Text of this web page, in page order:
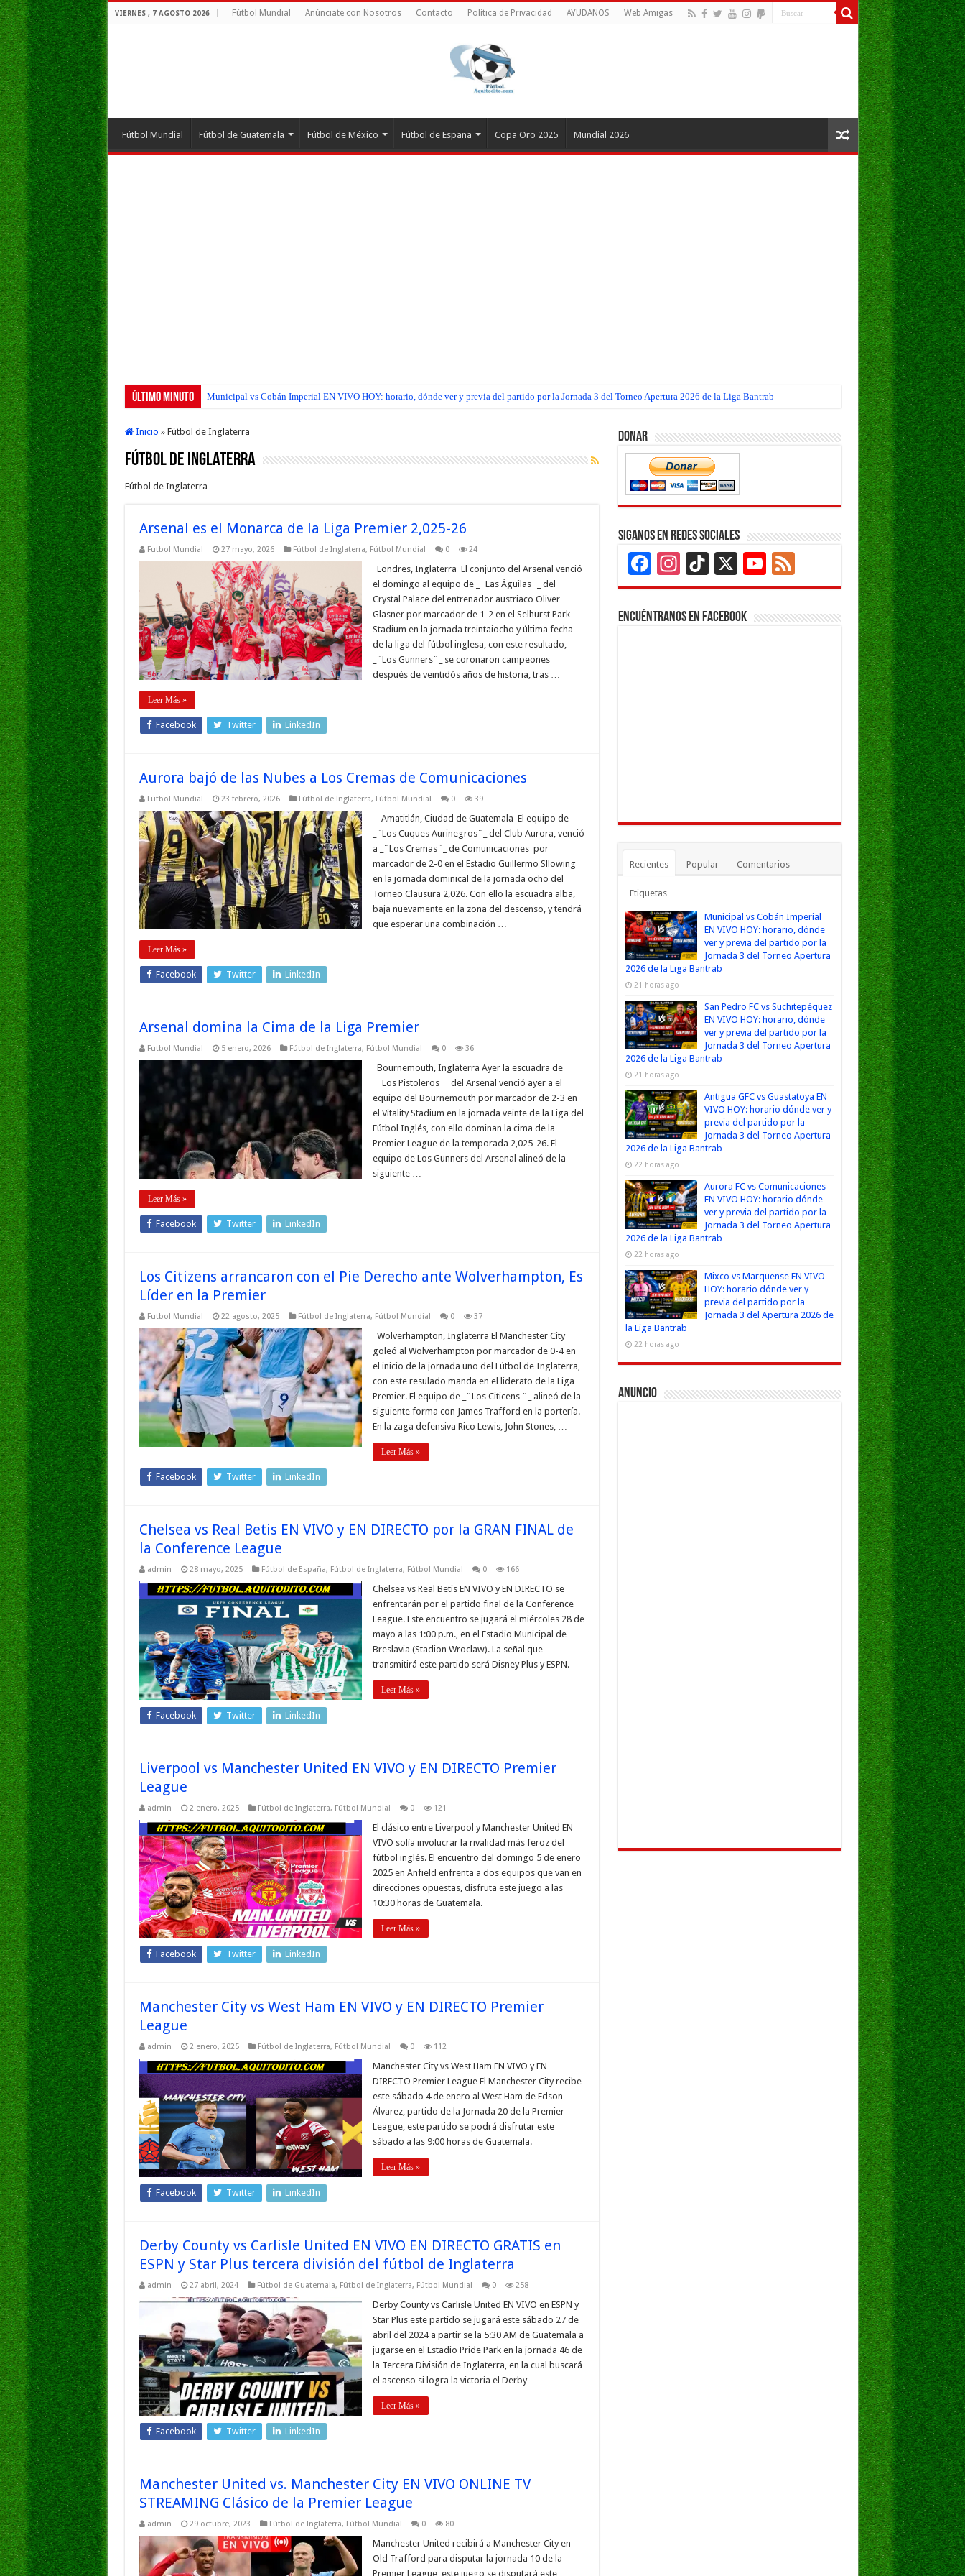
VIERNES , 7 AGOSTO 2026 Fútbol Mundial Anúnciate con Nosotros Contacto Política de Privacidad AYUDANOS Web Amigas
Fútbol Mundial Fútbol de Guatemala Fútbol de México Fútbol de España Copa Oro 2025 Mundial 2026
Último Minuto Municipal vs Cobán Imperial EN VIVO HOY: horario, dónde ver y previa del partido por la Jornada 3 del Torneo Apertura 2026 de la Liga Bantrab
Inicio » Fútbol de Inglaterra
Fútbol de Inglaterra
Fútbol de Inglaterra
Arsenal es el Monarca de la Liga Premier 2,025-26
Futbol Mundial 27 mayo, 2026 Fútbol de Inglaterra, Fútbol Mundial 0 24
Londres, Inglaterra El conjunto del Arsenal venció
el domingo al equipo de _¨Las Águilas¨_ del
Crystal Palace del entrenador austriaco Oliver
Glasner por marcador de 1-2 en el Selhurst Park
Stadium en la jornada treintaiocho y última fecha
de la liga del fútbol inglesa, con este resultado,
_¨Los Gunners¨_ se coronaron campeones
después de veintidós años de historia, tras …
Leer Más »
Facebook Twitter LinkedIn
Aurora bajó de las Nubes a Los Cremas de Comunicaciones
Futbol Mundial 23 febrero, 2026 Fútbol de Inglaterra, Fútbol Mundial 0 39
Amatitlán, Ciudad de Guatemala El equipo de
_¨Los Cuques Aurinegros¨_ del Club Aurora, venció
a _¨Los Cremas¨_ de Comunicaciones por
marcador de 2-0 en el Estadio Guillermo Sllowing
en la jornada dominical de la jornada ocho del
Torneo Clausura 2,026. Con ello la escuadra alba,
baja nuevamente en la zona del descenso, y tendrá
que esperar una combinación …
Leer Más »
Facebook Twitter LinkedIn
Arsenal domina la Cima de la Liga Premier
Futbol Mundial 5 enero, 2026 Fútbol de Inglaterra, Fútbol Mundial 0 36
Bournemouth, Inglaterra Ayer la escuadra de
_¨Los Pistoleros¨_ del Arsenal venció ayer a el
equipo del Bournemouth por marcador de 2-3 en
el Vitality Stadium en la jornada veinte de la Liga del
Fútbol Inglés, con ello dominan la cima de la
Premier League de la temporada 2,025-26. El
equipo de Los Gunners del Arsenal alineó de la
siguiente …
Leer Más »
Facebook Twitter LinkedIn
Los Citizens arrancaron con el Pie Derecho ante Wolverhampton, Es
Líder en la Premier
Futbol Mundial 22 agosto, 2025 Fútbol de Inglaterra, Fútbol Mundial 0 37
Wolverhampton, Inglaterra El Manchester City
goleó al Wolverhampton por marcador de 0-4 en
el inicio de la jornada uno del Fútbol de Inglaterra,
con este resulado manda en el liderato de la Liga
Premier. El equipo de _¨Los Citicens ¨_ alineó de la
siguiente forma con James Trafford en la portería.
En la zaga defensiva Rico Lewis, John Stones, …
Leer Más »
Facebook Twitter LinkedIn
Chelsea vs Real Betis EN VIVO y EN DIRECTO por la GRAN FINAL de
la Conference League
admin 28 mayo, 2025 Fútbol de España, Fútbol de Inglaterra, Fútbol Mundial 0 166
Chelsea vs Real Betis EN VIVO y EN DIRECTO se
enfrentarán por el partido final de la Conference
League. Este encuentro se jugará el miércoles 28 de
mayo a las 1:00 p.m., en el Estadio Municipal de
Breslavia (Stadion Wroclaw). La señal que
transmitirá este partido será Disney Plus y ESPN.
Leer Más »
Facebook Twitter LinkedIn
Liverpool vs Manchester United EN VIVO y EN DIRECTO Premier
League
admin 2 enero, 2025 Fútbol de Inglaterra, Fútbol Mundial 0 121
El clásico entre Liverpool y Manchester United EN
VIVO solía involucrar la rivalidad más feroz del
fútbol inglés. El encuentro del domingo 5 de enero
2025 en Anfield enfrenta a dos equipos que van en
direcciones opuestas, disfruta este juego a las
10:30 horas de Guatemala.
Leer Más »
Facebook Twitter LinkedIn
Manchester City vs West Ham EN VIVO y EN DIRECTO Premier
League
admin 2 enero, 2025 Fútbol de Inglaterra, Fútbol Mundial 0 112
Manchester City vs West Ham EN VIVO y EN
DIRECTO Premier League El Manchester City recibe
este sábado 4 de enero al West Ham de Edson
Álvarez, partido de la Jornada 20 de la Premier
League, este partido se podrá disfrutar este
sábado a las 9:00 horas de Guatemala.
Leer Más »
Facebook Twitter LinkedIn
Derby County vs Carlisle United EN VIVO EN DIRECTO GRATIS en
ESPN y Star Plus tercera división del fútbol de Inglaterra
admin 27 abril, 2024 Fútbol de Guatemala, Fútbol de Inglaterra, Fútbol Mundial 0 258
Derby County vs Carlisle United EN VIVO en ESPN y
Star Plus este partido se jugará este sábado 27 de
abril del 2024 a partir se la 5:30 AM de Guatemala a
jugarse en el Estadio Pride Park en la jornada 46 de
la Tercera División de Inglaterra, en la cual buscará
el ascenso si logra la victoria el Derby …
Leer Más »
Facebook Twitter LinkedIn
Manchester United vs. Manchester City EN VIVO ONLINE TV
STREAMING Clásico de la Premier League
admin 29 octubre, 2023 Fútbol de Inglaterra, Fútbol Mundial 0 80
Manchester United recibirá a Manchester City en
Old Trafford para disputar la jornada 10 de la
Premier League, este juego se disputará este
Donar
Siganos en Redes Sociales
Facebook
Instagram
TikTok
X YouTube
Channel
Feed
Encuéntranos en Facebook
Recientes Popular Comentarios
Etiquetas
Municipal vs Cobán Imperial
EN VIVO HOY: horario, dónde
ver y previa del partido por la
Jornada 3 del Torneo Apertura
2026 de la Liga Bantrab
21 horas ago
San Pedro FC vs Suchitepéquez
EN VIVO HOY: horario, dónde
ver y previa del partido por la
Jornada 3 del Torneo Apertura
2026 de la Liga Bantrab
21 horas ago
Antigua GFC vs Guastatoya EN
VIVO HOY: horario dónde ver y
previa del partido por la
Jornada 3 del Torneo Apertura
2026 de la Liga Bantrab
22 horas ago
Aurora FC vs Comunicaciones
EN VIVO HOY: horario dónde
ver y previa del partido por la
Jornada 3 del Torneo Apertura
2026 de la Liga Bantrab
22 horas ago
Mixco vs Marquense EN VIVO
HOY: horario dónde ver y
previa del partido por la
Jornada 3 del Apertura 2026 de
la Liga Bantrab
22 horas ago
Anuncio